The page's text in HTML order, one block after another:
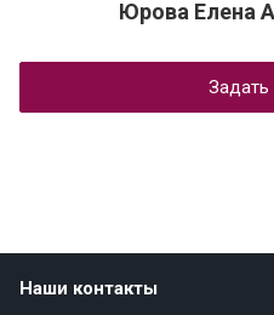
Юрова Елена
Задать
Наши контакты